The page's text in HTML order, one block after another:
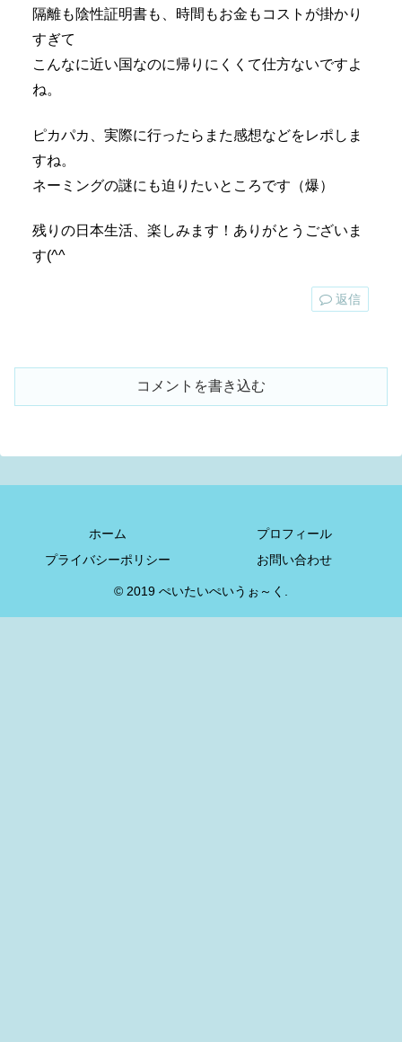
隔離も陰性証明書も、時間もお金もコストが掛かり
すぎて
こんなに近い国なのに帰りにくくて仕方ないですよ
ね。
ピカパカ、実際に行ったらまた感想などをレポしま
すね。
ネーミングの謎にも迫りたいところです（爆）
残りの日本生活、楽しみます！ありがとうございま
す(^^
返信
コメントを書き込む
ホーム
プロフィール
プライバシーポリシー
お問い合わせ
© 2019 ぺいたいぺいうぉ～く.